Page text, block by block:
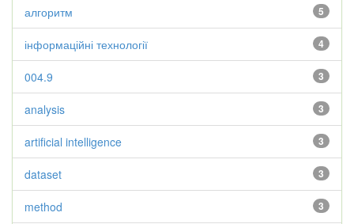
5
алгоритм
4
інформаційні технології
3
004.9
3
analysis
3
artificial intelligence
3
dataset
3
method